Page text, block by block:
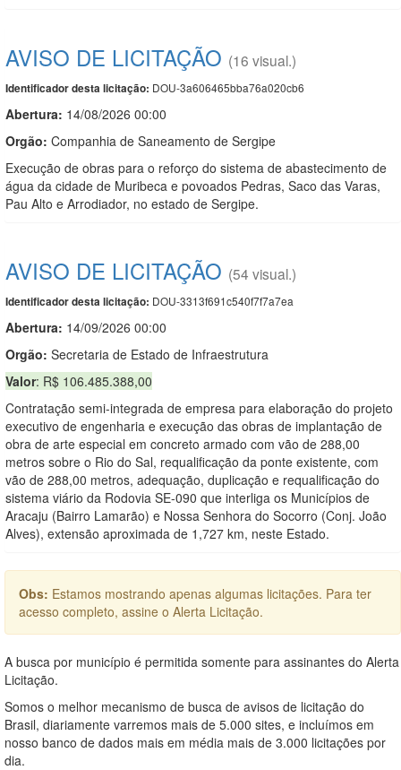
AVISO DE LICITAÇÃO (16 visual.)
Identificador desta licitação: DOU-3a606465bba76a020cb6
Abertura: 14/08/2026 00:00
Orgão: Companhia de Saneamento de Sergipe
Execução de obras para o reforço do sistema de abastecimento de
água da cidade de Muribeca e povoados Pedras, Saco das Varas,
Pau Alto e Arrodiador, no estado de Sergipe.
AVISO DE LICITAÇÃO (54 visual.)
Identificador desta licitação: DOU-3313f691c540f7f7a7ea
Abertura: 14/09/2026 00:00
Orgão: Secretaria de Estado de Infraestrutura
Valor: R$ 106.485.388,00
Contratação semi-integrada de empresa para elaboração do projeto
executivo de engenharia e execução das obras de implantação de
obra de arte especial em concreto armado com vão de 288,00
metros sobre o Rio do Sal, requalificação da ponte existente, com
vão de 288,00 metros, adequação, duplicação e requalificação do
sistema viário da Rodovia SE-090 que interliga os Municípios de
Aracaju (Bairro Lamarão) e Nossa Senhora do Socorro (Conj. João
Alves), extensão aproximada de 1,727 km, neste Estado.
Obs: Estamos mostrando apenas algumas licitações. Para ter
acesso completo, assine o Alerta Licitação.
A busca por município é permitida somente para assinantes do Alerta
Licitação.
Somos o melhor mecanismo de busca de avisos de licitação do
Brasil, diariamente varremos mais de 5.000 sites, e incluímos em
nosso banco de dados mais em média mais de 3.000 licitações por
dia.